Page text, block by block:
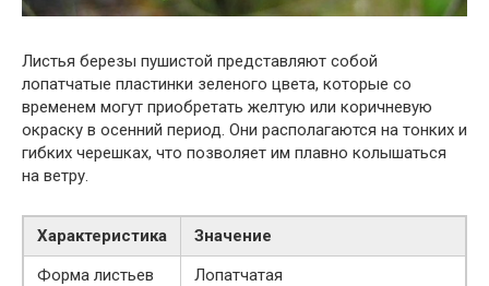
Листья березы пушистой представляют собой
лопатчатые пластинки зеленого цвета, которые со
временем могут приобретать желтую или коричневую
окраску в осенний период. Они располагаются на тонких и
гибких черешках, что позволяет им плавно колышаться
на ветру.
Характеристика
Значение
Форма листьев
Лопатчатая